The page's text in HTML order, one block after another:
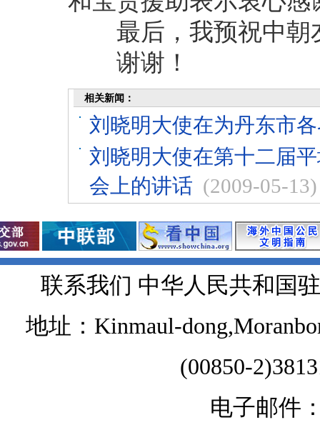
最后，我预祝中朝
谢谢！
相关新闻：
刘晓明大使在为丹东市
刘晓明大使在第十二届
会上的讲话 (2009-05-13)
联系我们 中华人民共和国
地址：Kinmaul-
(00850-
电子邮件